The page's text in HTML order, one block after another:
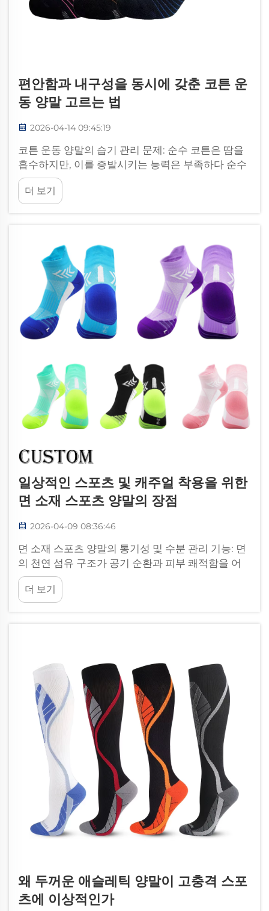
편안함과 내구성을 동시에 갖춘 코튼 운
동 양말 고르는 법
2026-04-14 09:45:19
코튼 운동 양말의 습기 관리 문제: 순수 코튼은 땀을
흡수하지만, 이를 증발시키는 능력은 부족하다 순수
코튼은 땀 흡수에 뛰어난 성능을 보인다—그 친수성
섬유는 무게 대비 최대 27배에 달하는 수분을 흡수·
보유할 수 있다(텍스타일 과학 자료 참조).
더 보기
일상적인 스포츠 및 캐주얼 착용을 위한
면 소재 스포츠 양말의 장점
2026-04-09 08:36:46
면 소재 스포츠 양말의 통기성 및 수분 관리 기능: 면
의 천연 섬유 구조가 공기 순환과 피부 쾌적함을 어
떻게 향상시키는가? 면의 중공 섬유는 미세한 공기
주머니를 형성하여 공기가 자연스럽게 순환하도록
하여 발을 시원하게 유지한다...
더 보기
왜 두꺼운 애슬레틱 양말이 고충격 스포
츠에 이상적인가